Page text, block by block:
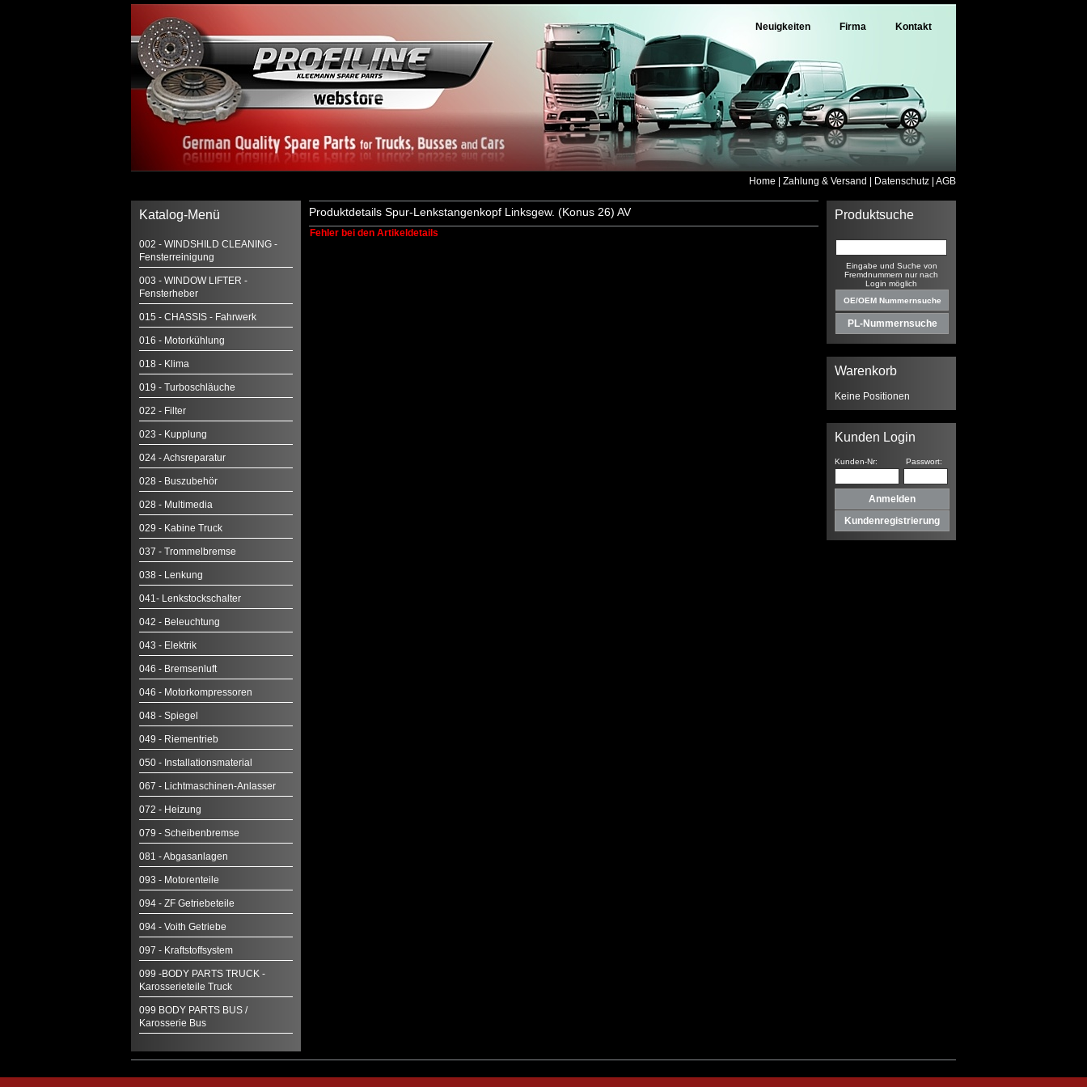
Neuigkeiten Firma Kontakt
Home Zahlung & Versand Datenschutz AGB
Katalog-Menü
002 - WINDSHILD CLEANING -
Fensterreinigung
003 - WINDOW LIFTER -
Fensterheber
015 - CHASSIS - Fahrwerk
016 - Motorkühlung
018 - Klima
019 - Turboschläuche
022 - Filter
023 - Kupplung
024 - Achsreparatur
028 - Buszubehör
028 - Multimedia
029 - Kabine Truck
037 - Trommelbremse
038 - Lenkung
041- Lenkstockschalter
042 - Beleuchtung
043 - Elektrik
046 - Bremsenluft
046 - Motorkompressoren
048 - Spiegel
049 - Riementrieb
050 - Installationsmaterial
067 - Lichtmaschinen-Anlasser
072 - Heizung
079 - Scheibenbremse
081 - Abgasanlagen
093 - Motorenteile
094 - ZF Getriebeteile
094 - Voith Getriebe
097 - Kraftstoffsystem
099 -BODY PARTS TRUCK -
Karosserieteile Truck
099 BODY PARTS BUS /
Karosserie Bus
Produktsuche
Eingabe und Suche von
Fremdnummern nur nach
Login möglich
Warenkorb
Keine Positionen
Kunden Login
Kunden-Nr: Passwort:
Kundenregistrierung
Produktdetails Spur-Lenkstangenkopf Linksgew. (Konus 26) AV
Fehler bei den Artikeldetails